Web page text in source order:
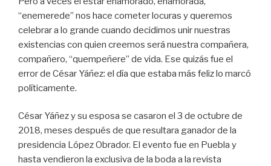
“enemerede” nos hace cometer locuras y queremos
celebrar a lo grande cuando decidimos unir nuestras
existencias con quien creemos será nuestra compañera,
compañero, “quempeñere” de vida. Ese quizás fue el
error de César Yáñez: el día que estaba más feliz lo marcó
políticamente.
César Yáñez y su esposa se casaron el 3 de octubre de
2018, meses después de que resultara ganador de la
presidencia López Obrador. El evento fue en Puebla y
hasta vendieron la exclusiva de la boda a la revista